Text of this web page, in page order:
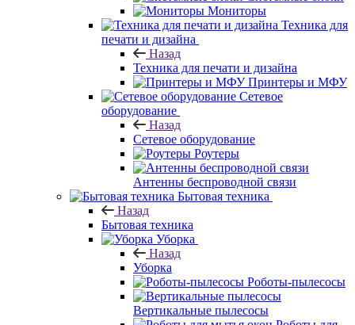
Мониторы
Техника для
печати и дизайна
Назад
Техника для печати и дизайна
Принтеры и МФУ
Сетевое
оборудование
Назад
Сетевое оборудование
Роутеры
Антенны беспроводной связи
Бытовая техника
Назад
Бытовая техника
Уборка
Назад
Уборка
Роботы-пылесосы
Вертикальные пылесосы